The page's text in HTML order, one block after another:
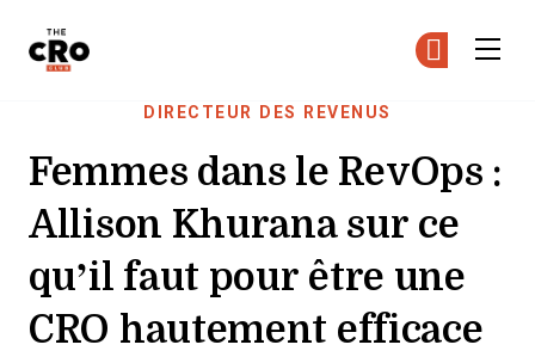
Skip to main contentDIRECTEUR DES REVENUS
Femmes dans le RevOps :
Allison Khurana sur ce
qu’il faut pour être une
CRO hautement efficace